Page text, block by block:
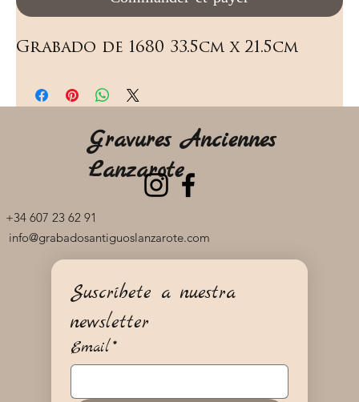
Grabado de 1680 33.5cm x 21.5cm
+34 607 23 62 91
info@grabadosantiguoslanzarote.com
Gravures Anciennes
Lanzarote
Suscríbete a nuestra
newsletter
Email*